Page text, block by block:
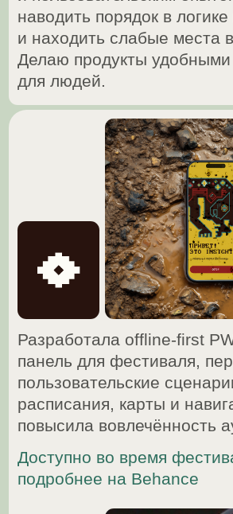
https://ubeiskuku.ru/
Создала e-commerce сайт,
оптимизировала навигацию
и логику выбора товаров
Доступно во время фестиваля,
подробнее на Behance
Разработала offline-first PWA и админ-
панель для фестиваля, переработала
расписания, карты и навигации,
повысила вовлечённость аудитории